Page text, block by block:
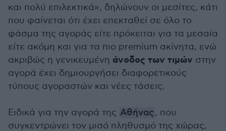
και πολύ επιλεκτικά», δηλώνουν οι μεσίτες, κάτι
που φαίνεται ότι έχει επεκταθεί σε όλο το
φάσμα της αγοράς είτε πρόκειται για τα μεσαία
είτε ακόμη και για τα πιο premium ακίνητα, ενώ
ακριβώς η γενικευμένη άνοδος των τιμών στην
αγορά έχει δημιουργήσει διαφορετικούς
τύπους αγοραστών και νέες τάσεις.
Ειδικά για την αγορά της Αθήνας, που
συγκεντρώνει τον μισό πληθυσμό της χώρας,